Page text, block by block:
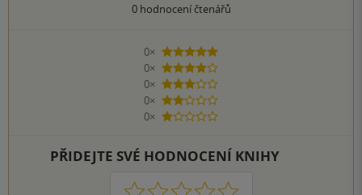
0hodnocení čtenářů
0×
5 hvězdiček
0×
4 hvězdičky
0×
3 hvězdičky
0×
2 hvězdičky
0×
1 hvezdička
PŘIDEJTE SVÉ HODNOCENÍ KNIHY
1 2 3 4 5